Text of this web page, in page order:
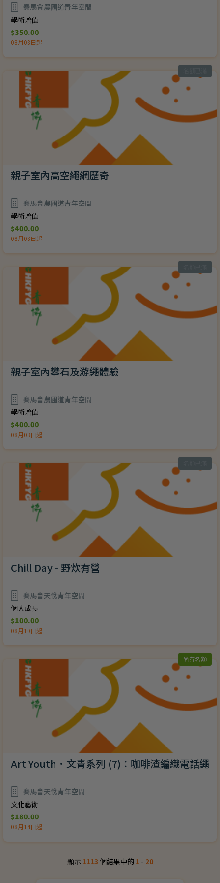
賽馬會農圃道青年空間
學術增值
$350.00
08月08日起
親子室內高空繩網歷奇
賽馬會農圃道青年空間
學術增值
$400.00
08月08日起
親子室內攀石及游繩體驗
賽馬會農圃道青年空間
學術增值
$400.00
08月08日起
Chill Day - 野炊有營
賽馬會天悅青年空間
個人成長
$100.00
08月10日起
尚有名額
Art Youth．文青系列 (7)：咖啡渣編織電話繩
賽馬會天悅青年空間
文化藝術
$180.00
08月14日起
顯示 1113 個結果中的 1 - 20